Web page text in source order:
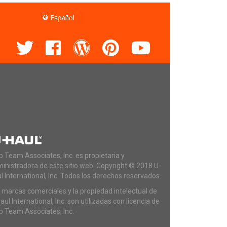
Team Associates, Inc. es propietaria y
de este sitio web. Copyright © 2018 U-
International, Inc. Todos los derechos reservados.
marcas comerciales y la propiedad intelectual de
International, Inc. son utilizadas con licencia de
Team Associates, Inc.